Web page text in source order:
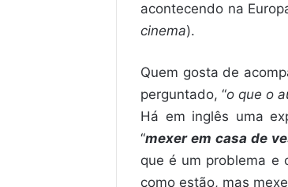
acontecendo na
cinema).
Quem gosta de
perguntado, “o que o
Há em inglês uma
“mexer em casa de
que é um problema e
como estão, mas